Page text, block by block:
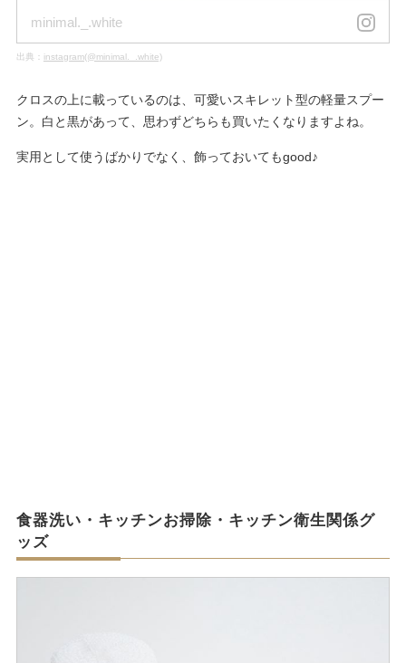
minimal._.white
出典： instagram(@minimal._.white)
クロスの上に載っているのは、可愛いスキレット型の軽量スプー
ン。白と黒があって、思わずどちらも買いたくなりますよね。
実用として使うばかりでなく、飾っておいてもgood♪
食器洗い・キッチンお掃除・キッチン衛生関係グ
ッズ